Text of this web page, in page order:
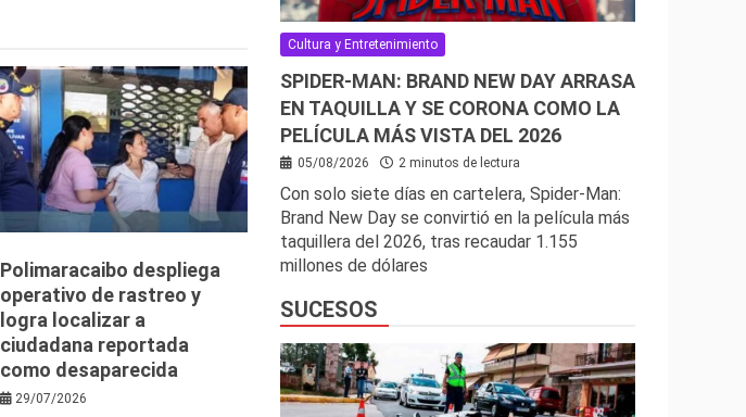
Polimaracaibo despliega
operativo de rastreo y
logra localizar a
ciudadana reportada
como desaparecida
29/07/2026
Cultura y Entretenimiento
SPIDER-MAN: BRAND NEW DAY ARRASA
EN TAQUILLA Y SE CORONA COMO LA
PELÍCULA MÁS VISTA DEL 2026
05/08/2026 2 minutos de lectura
Con solo siete días en cartelera, Spider-Man:
Brand New Day se convirtió en la película más
taquillera del 2026, tras recaudar 1.155
millones de dólares
SUCESOS